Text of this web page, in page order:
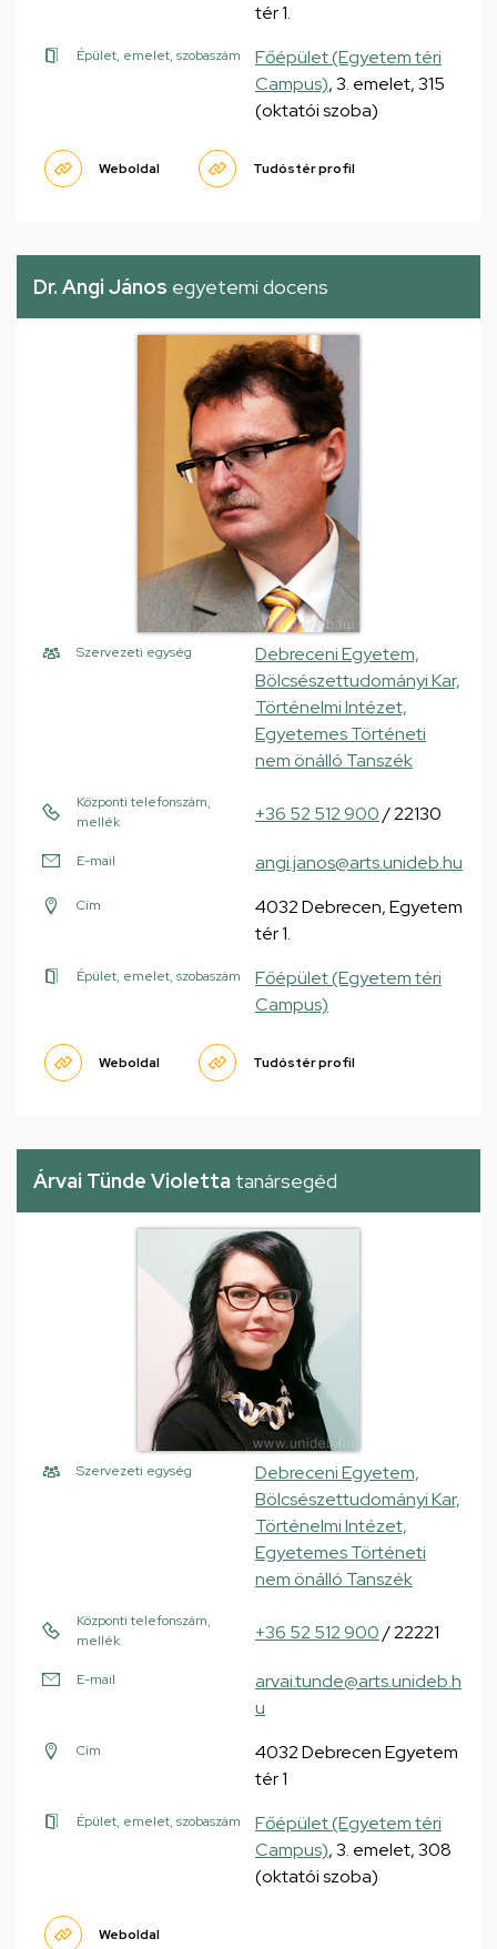
tér 1.
Épület, emelet, szobaszám
Főépület (Egyetem téri
Campus), 3. emelet, 315
(oktatói szoba)
Weboldal Tudóstér profil
Dr. Angi János egyetemi docens
Szervezeti egység
Debreceni Egyetem,
Bölcsészettudományi Kar,
Történelmi Intézet,
Egyetemes Történeti
nem önálló Tanszék
Központi telefonszám,
mellék
+36 52 512 900/ 22130
E-mail angi.janos@arts.unideb.hu
Cím
4032 Debrecen, Egyetem
tér 1.
Épület, emelet, szobaszám
Főépület (Egyetem téri
Campus)
Weboldal Tudóstér profil
Árvai Tünde Violetta tanársegéd
Szervezeti egység
Debreceni Egyetem,
Bölcsészettudományi Kar,
Történelmi Intézet,
Egyetemes Történeti
nem önálló Tanszék
Központi telefonszám,
mellék
+36 52 512 900/ 22221
E-mail
arvai.tunde@arts.unideb.h
u
Cím
4032 Debrecen Egyetem
tér 1
Épület, emelet, szobaszám
Főépület (Egyetem téri
Campus), 3. emelet, 308
(oktatói szoba)
Weboldal